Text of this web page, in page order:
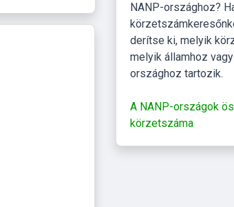
NANP-országhoz?
derítse ki, melyik
melyik államhoz vagy
országhoz tartozik.
A NANP-országok
körzetszáma